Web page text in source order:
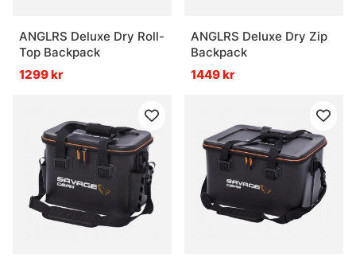
ANGLRS Deluxe Dry Roll-
Top Backpack
1299 kr
ANGLRS Deluxe Dry Zip
Backpack
1449 kr